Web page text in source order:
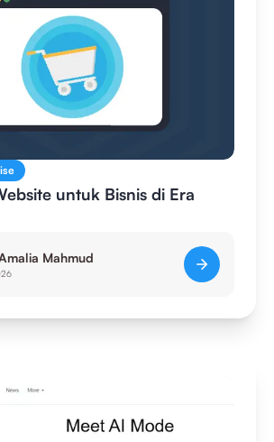
untuk Bisnis di Era
Mahmud